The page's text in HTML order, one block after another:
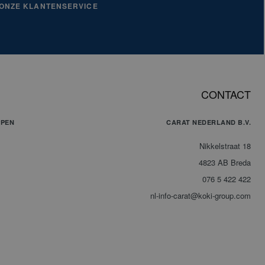
KLANTENSERVICE
CONTACT
CARAT NEDERLAND B.V.
Nikkelstraat 18
4823 AB Breda
076 5 422 422
nl-info-carat@koki-group.com